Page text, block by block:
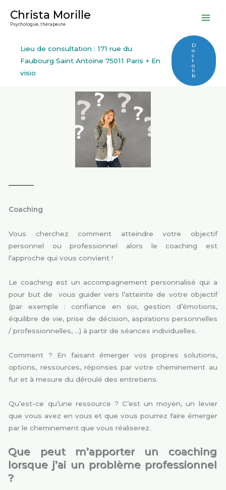
Christa Morille
Psychologue, thérapeute
Lieu de consultation : 171 rue du
Faubourg Saint Antoine 75011 Paris + En
visio
D
o
c
t
o
li
b
Coaching
Vous cherchez comment atteindre votre objectif
personnel ou professionnel alors le coaching est
l’approche qui vous convient !
Le coaching est un accompagnement personnalisé qui a
pour but de vous guider vers l’atteinte de votre objectif
(par exemple : confiance en soi, gestion d’émotions,
équilibre de vie, prise de décision, aspirations personnelles
/ professionnelles, …) à partir de séances individuelles.
Comment ? En faisant émerger vos propres solutions,
options, ressources, réponses par votre cheminement au
fur et à mesure du déroulé des entretiens.
Qu’est-ce qu’une ressource ? C’est un moyen, un levier
que vous avez en vous et que vous pourrez faire émerger
par le cheminement que vous réaliserez.
Que peut m’apporter un coaching
lorsque j’ai un problème professionnel
?